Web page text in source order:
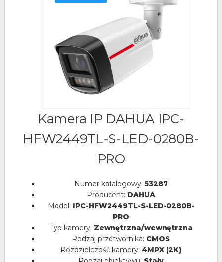
Kamera IP DAHUA IPC-
HFW2449TL-S-LED-0280B-
PRO
Numer katalogowy: 53287
Producent: DAHUA
Model: IPC-HFW2449TL-S-LED-0280B-
PRO
Typ kamery: Zewnętrzna/wewnętrzna
Rodzaj przetwornika: CMOS
Rozdzielczość kamery: 4MPX (2K)